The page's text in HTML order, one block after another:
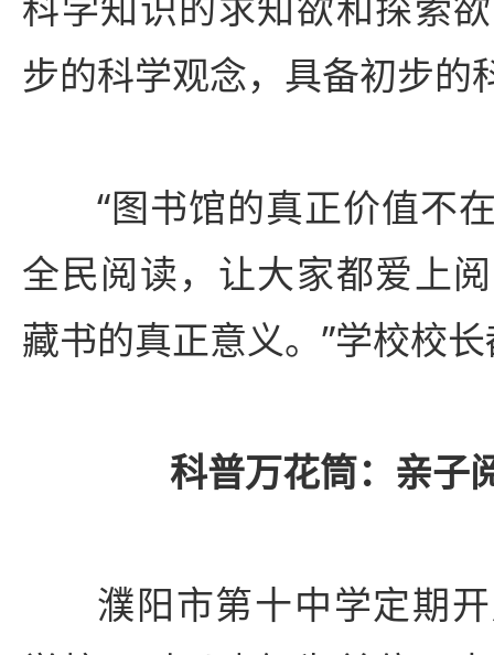
步的科学观念，具备初步的
“图书馆的真正价值不
全民阅读，让大家都爱上
藏书的真正意义。”学校校
科普万花筒：亲子
濮阳市第十中学定期